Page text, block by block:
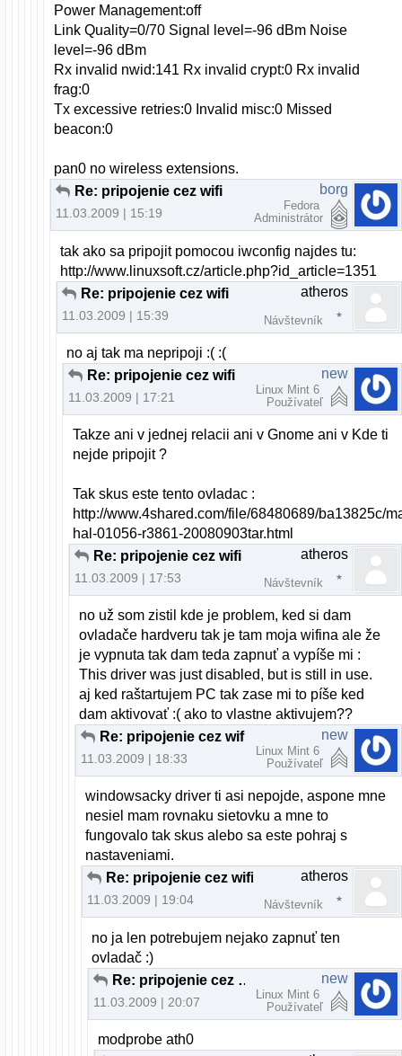
Power Management:off
Link Quality=0/70 Signal level=-96 dBm Noise
level=-96 dBm
Rx invalid nwid:141 Rx invalid crypt:0 Rx invalid
frag:0
Tx excessive retries:0 Invalid misc:0 Missed
beacon:0
pan0 no wireless extensions.
Re: pripojenie cez wifi
11.03.2009 | 15:19
borg
Fedora
Administrátor
tak ako sa pripojit pomocou iwconfig najdes tu:
http://www.linuxsoft.cz/article.php?id_article=1351
Re: pripojenie cez wifi
11.03.2009 | 15:39
atheros
Návštevník
no aj tak ma nepripoji :( :(
Re: pripojenie cez wifi
11.03.2009 | 17:21
new
Linux Mint 6
Používateľ
Takze ani v jednej relacii ani v Gnome ani v Kde ti
nejde pripojit ?
Tak skus este tento ovladac :
http://www.4shared.com/file/68480689/ba13825c/
hal-01056-r3861-20080903tar.html
Re: pripojenie cez wifi
11.03.2009 | 17:53
atheros
Návštevník
no už som zistil kde je problem, ked si dam
ovladače hardveru tak je tam moja wifina ale že
je vypnuta tak dam teda zapnuť a vypíše mi :
This driver was just disabled, but is still in use.
aj ked raštartujem PC tak zase mi to píše ked
dam aktivovať :( ako to vlastne aktivujem??
Re: pripojenie cez wifi
11.03.2009 | 18:33
new
Linux Mint 6
Používateľ
windowsacky driver ti asi nepojde, aspone mne
nesiel mam rovnaku sietovku a mne to
fungovalo tak skus alebo sa este pohraj s
nastaveniami.
Re: pripojenie cez wifi
11.03.2009 | 19:04
atheros
Návštevník
no ja len potrebujem nejako zapnuť ten
ovladač :)
Re: pripojenie cez wifi
11.03.2009 | 20:07
new
Linux Mint 6
Používateľ
modprobe ath0